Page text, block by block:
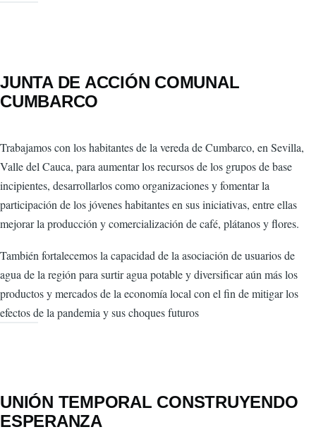
JUNTA DE ACCIÓN COMUNAL
CUMBARCO
Trabajamos con los habitantes de la vereda de Cumbarco, en Sevilla,
Valle del Cauca, para aumentar los recursos de los grupos de base
incipientes, desarrollarlos como organizaciones y fomentar la
participación de los jóvenes habitantes en sus iniciativas, entre ellas
mejorar la producción y comercialización de café, plátanos y flores.
También fortalecemos la capacidad de la asociación de usuarios de
agua de la región para surtir agua potable y diversificar aún más los
productos y mercados de la economía local con el fin de mitigar los
efectos de la pandemia y sus choques futuros
UNIÓN TEMPORAL CONSTRUYENDO
ESPERANZA